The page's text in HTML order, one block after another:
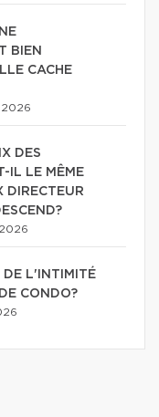
BIEN
CACHE
DES
IL LE MÊME
DIRECTEUR
DE L'INTIMITÉ
CONDO?